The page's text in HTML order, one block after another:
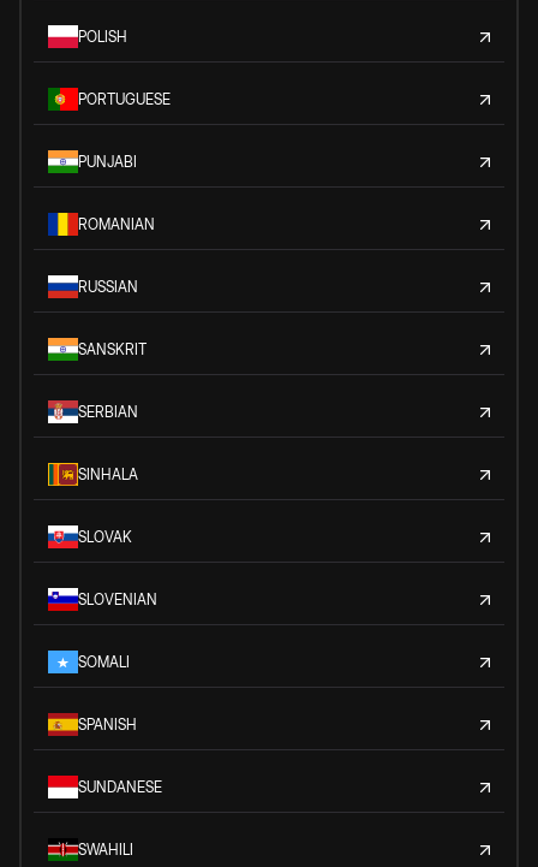
POLISH
PORTUGUESE
PUNJABI
ROMANIAN
RUSSIAN
SANSKRIT
SERBIAN
SINHALA
SLOVAK
SLOVENIAN
SOMALI
SPANISH
SUNDANESE
SWAHILI